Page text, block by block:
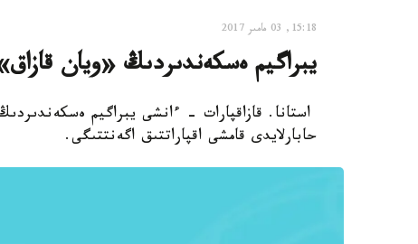
15:18, 03 مامىر 2017
يبراگيم ەسكەندىردىڭ «ويان
استانا. قازاقپارات - ءانشى يبراگيم
حابارلايدى قامشى اقپاراتتىق اگەنتتىگى.